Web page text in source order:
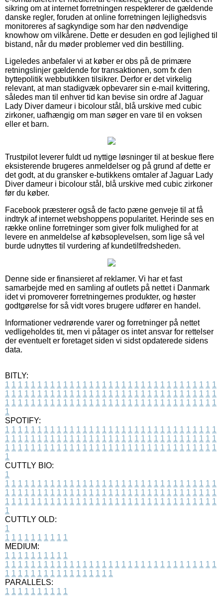
sikring om at internet forretningen respekterer de gældende
danske regler, foruden at online forretningen lejlighedsvis
monitoreres af sagkyndige som har den nødvendige
knowhow om vilkårene. Dette er desuden en god lejlighed til
bistand, når du møder problemer ved din bestilling.
Ligeledes anbefaler vi at køber er obs på de primære
retningslinjer gældende for transaktionen, som fx den
byttepolitik webbutikken tilsikrer. Derfor er det virkelig
relevant, at man stadigvæk opbevarer sin e-mail kvittering,
således man til enhver tid kan bevise sin ordre af Jaguar
Lady Diver dameur i bicolour stål, blå urskive med cubic
zirkoner, uafhængig om man søger en vare til en voksen
eller et barn.
Trustpilot leverer fuldt ud nyttige løsninger til at beskue flere
eksisterende brugeres anmeldelser og på grund af dette er
det godt, at du gransker e-butikkens omtaler af Jaguar Lady
Diver dameur i bicolour stål, blå urskive med cubic zirkoner
før du køber.
Facebook præsterer også de facto pæne genveje til at få
indtryk af internet webshoppens popularitet. Herinde ses en
række online forretninger som giver folk mulighed for at
levere en anmeldelse af købsoplevelsen, som lige så vel
burde udnyttes til vurdering af kundetilfredsheden.
Denne side er finansieret af reklamer. Vi har et fast
samarbejde med en samling af outlets på nettet i Danmark
idet vi promoverer forretningernes produkter, og høster
godtgørelse for så vidt vores brugere udfører en handel.
Informationer vedrørende varer og forretninger på nettet
vedligeholdes tit, men vi påtager os intet ansvar for rettelser
der eventuelt er foretaget siden vi sidst opdaterede sidens
data.
BITLY:
1 1 1 1 1 1 1 1 1 1 1 1 1 1 1 1 1 1 1 1 1 1 1 1 1 1 1 1 1 1 1 1 1
1 1 1 1 1 1 1 1 1 1 1 1 1 1 1 1 1 1 1 1 1 1 1 1 1 1 1 1 1 1 1 1 1
1 1 1 1 1 1 1 1 1 1 1 1 1 1 1 1 1 1 1 1 1 1 1 1 1 1 1 1 1 1 1 1 1
1
SPOTIFY:
1 1 1 1 1 1 1 1 1 1 1 1 1 1 1 1 1 1 1 1 1 1 1 1 1 1 1 1 1 1 1 1 1
1 1 1 1 1 1 1 1 1 1 1 1 1 1 1 1 1 1 1 1 1 1 1 1 1 1 1 1 1 1 1 1 1
1 1 1 1 1 1 1 1 1 1 1 1 1 1 1 1 1 1 1 1 1 1 1 1 1 1 1 1 1 1 1 1 1
1
CUTTLY BIO:
1
1 1 1 1 1 1 1 1 1 1 1 1 1 1 1 1 1 1 1 1 1 1 1 1 1 1 1 1 1 1 1 1 1
1 1 1 1 1 1 1 1 1 1 1 1 1 1 1 1 1 1 1 1 1 1 1 1 1 1 1 1 1 1 1 1 1
1 1 1 1 1 1 1 1 1 1 1 1 1 1 1 1 1 1 1 1 1 1 1 1 1 1 1 1 1 1 1 1 1
1
CUTTLY OLD:
1
1 1 1 1 1 1 1 1 1 1
MEDIUM:
1 1 1 1 1 1 1 1 1 1
1 1 1 1 1 1 1 1 1 1 1 1 1 1 1 1 1 1 1 1 1 1 1 1 1 1 1 1 1 1 1 1 1
1 1 1 1 1 1 1 1 1 1 1 1 1 1 1 1 1
PARALLELS:
1 1 1 1 1 1 1 1 1 1